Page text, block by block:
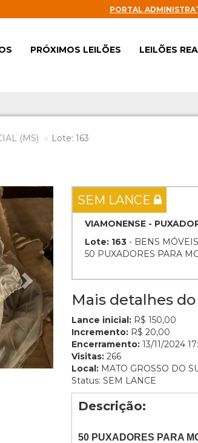
PORTAL
PRÓXIMOS LEILÕES LEILÕES
(MS) Lote: 163
Next SEM LANCE
VIAMONENSE -
Lote: 163 - BENS
50 PUXADORES PARA
Mais detalhes
Lance inicial: R$ 150,00
Incremento: R$ 20,00
Encerramento: 13/11/2024
Visitas: 266
Local: MATO GROSSO DO
Status: SEM LANCE
Descrição:
50 PUXADORES PARA